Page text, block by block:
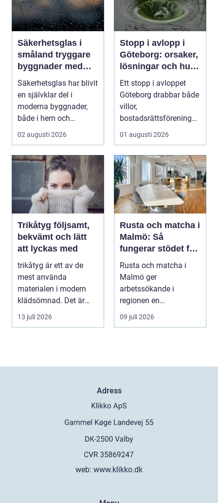
Säkerhetsglas i
småland tryggare
byggnader med
smarta
glaslösningar
Säkerhetsglas har blivit
en självklar del i
moderna byggnader,
både i hem och
offentliga miljöer. I ...
02 augusti 2026
Stopp i avlopp i
Göteborg: orsaker,
lösningar och hur
problem kan
undvikas
Ett stopp i avloppet
Göteborg drabbar både
villor,
bostadsrättsföreningar
01 augusti 2026
Trikåtyg följsamt,
bekvämt och lätt
att lyckas med
trikåtyg är ett av de
mest använda
materialen i modern
klädsömnad. Det är
mjukt, elastiskt och
formb...
13 juli 2026
Rusta och matcha i
Malmö: Så
fungerar stödet för
dig som söker jobb
Rusta och matcha i
Malmö ger
arbetssökande i
regionen en
strukturerad och
personlig vä...
09 juli 2026
Adress
web: www.klikko.dk